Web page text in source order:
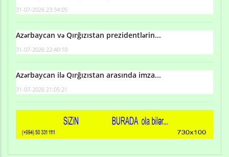
31-07-2026 23:34:05
Azərbaycan və Qırğızıstan prezidentlərin...
31-07-2026 22:40:10
Azərbaycan ilə Qırğızıstan arasında imza...
31-07-2026 21:05:21